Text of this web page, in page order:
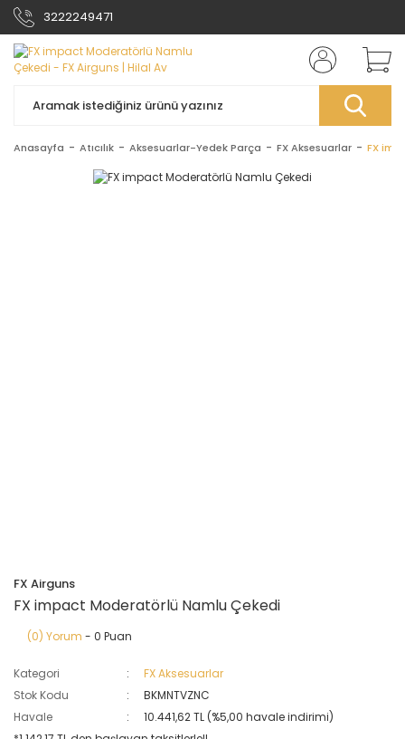
3222249471
Anasayfa Atıcılık Aksesuarlar-Yedek Parça FX Aksesuarlar FX
FX Airguns
FX impact Moderatörlü Namlu Çekedi
(0) Yorum - 0 Puan
Kategori
FX Aksesuarlar
Stok Kodu
BKMNTVZNC
Havale
10.441,62 TL (%5,00 havale indirimi)